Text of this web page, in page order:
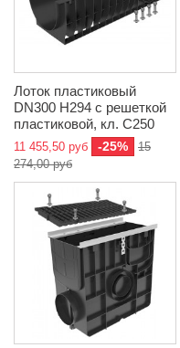
Лоток пластиковый
DN300 H294 с решеткой
пластиковой, кл. C250
11 455,50 руб -25%
15
274,00 руб